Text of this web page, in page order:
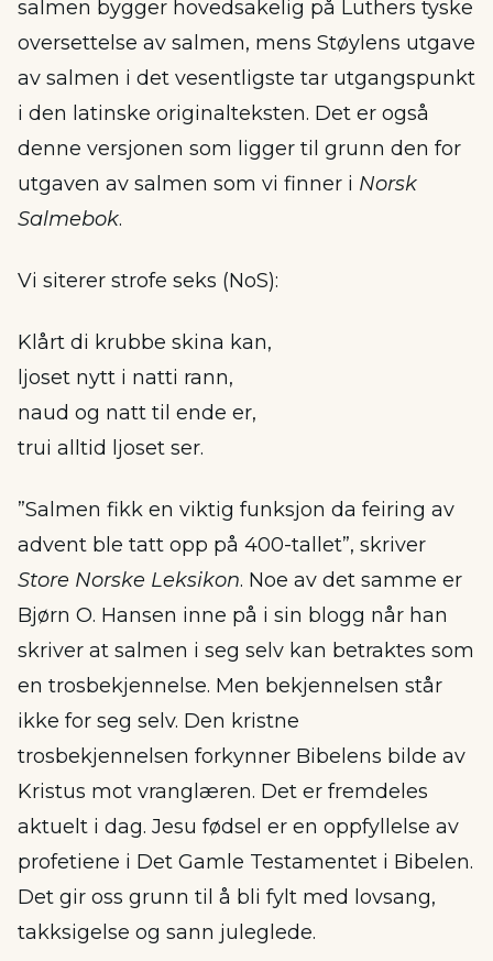
salmen bygger hovedsakelig på Luthers tyske
oversettelse av salmen, mens Støylens utgave
av salmen i det vesentligste tar utgangspunkt
i den latinske originalteksten. Det er også
denne versjonen som ligger til grunn den for
utgaven av salmen som vi finner i Norsk
Salmebok.
Vi siterer strofe seks (NoS):
Klårt di krubbe skina kan,
ljoset nytt i natti rann,
naud og natt til ende er,
trui alltid ljoset ser.
”Salmen fikk en viktig funksjon da feiring av
advent ble tatt opp på 400-tallet”, skriver
Store Norske Leksikon. Noe av det samme er
Bjørn O. Hansen inne på i sin blogg når han
skriver at salmen i seg selv kan betraktes som
en trosbekjennelse. Men bekjennelsen står
ikke for seg selv. Den kristne
trosbekjennelsen forkynner Bibelens bilde av
Kristus mot vranglæren. Det er fremdeles
aktuelt i dag. Jesu fødsel er en oppfyllelse av
profetiene i Det Gamle Testamentet i Bibelen.
Det gir oss grunn til å bli fylt med lovsang,
takksigelse og sann juleglede.